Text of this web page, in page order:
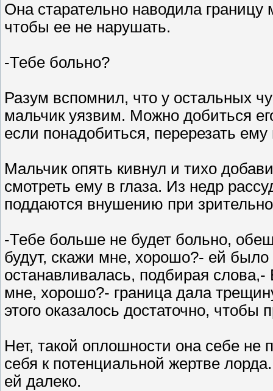
Она старательно наводила
чтобы ее не нарушать.
-Тебе больно?
Разум вспомнил, что у остальных
мальчик уязвим. Можно добиться
если понадобиться, перерезать ему
Мальчик опять кивнул и тихо
смотреть ему в глаза. Из недр
поддаются внушению при
-Тебе больше не будет больно,
будут, скажи мне, хорошо?- ей было
останавливалась, подбирая
мне, хорошо?- граница дала
этого оказалось достаточно, чтобы
Нет, такой оплошности она себе не
себя к потенциальной жертве
ей далеко.